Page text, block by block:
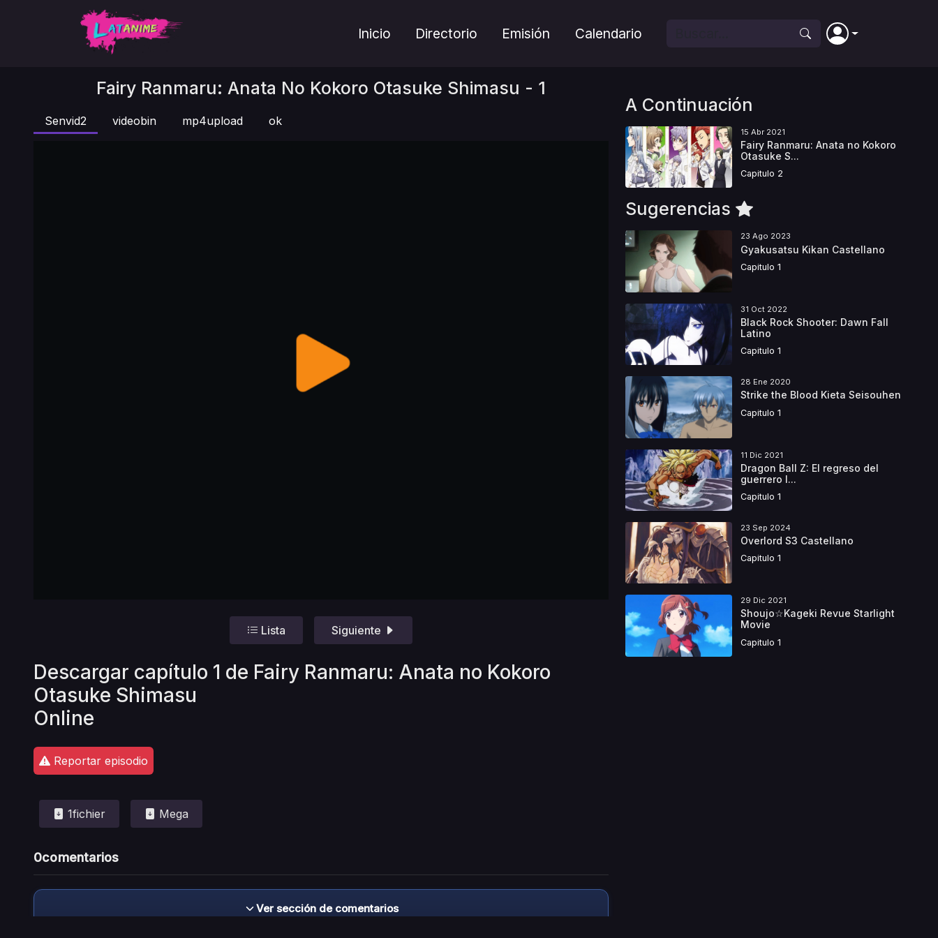
Inicio Directorio Emisión Calendario
Fairy Ranmaru: Anata No Kokoro Otasuke Shimasu - 1
Senvid2 videobin mp4upload ok
Lista Siguiente
Descargar capítulo 1 de Fairy Ranmaru: Anata no Kokoro
Otasuke Shimasu
Online
Reportar episodio
1fichier Mega
0comentarios
Ver sección de comentarios
A Continuación
15 Abr 2021
Fairy Ranmaru: Anata no Kokoro
Otasuke S...
Capitulo 2
Sugerencias
23 Ago 2023
Gyakusatsu Kikan Castellano
Capitulo 1
31 Oct 2022
Black Rock Shooter: Dawn Fall
Latino
Capitulo 1
28 Ene 2020
Strike the Blood Kieta Seisouhen
Capitulo 1
11 Dic 2021
Dragon Ball Z: El regreso del
guerrero l...
Capitulo 1
23 Sep 2024
Overlord S3 Castellano
Capitulo 1
29 Dic 2021
Shoujo☆Kageki Revue Starlight
Movie
Capitulo 1